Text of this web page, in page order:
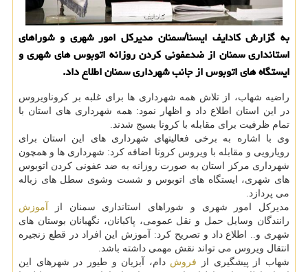
به گزارش كادایف ایسنا/سمنان مدیركل امور شهری و شوراهای
استانداری سمنان از ضدعفونی كردن روزانه اتوبوس های شهری و
ایستگاه های اتوبوس از جانب شهرداری سمنان اطلاع داد.
راضیه شهاب، از تلاش همه شهرداری ها برای غلبه بر كروناویروس
در این استان اطلاع داد و اظهار نمود: همه شهرداری های استان با
تمام ظرفیت برای مقابله با كرونا بسیج شدند.
وی با اشاره به برخی فعالیتهای شهرداری های این استان برای
رویارویی و مقابله با ویروس كرونا اضافه كرد: شهرداری ها و همچون
شهرداری مركز استان به صورت روزانه به ضد عفونی كردن اتوبوس
های شهری، ایستگاه های اتوبوس و شست وشوی سطل های زباله
می پردازد.
مدیركل امور شهری و شوراهای استانداری سمنان از
آموزش
رانندگان وسایل حمل و نقل عمومی، پاكبانان، نگهبانان بوستان های
شهری و.. اطلاع داد و تصریح كرد: آموزش این افراد در قطع زنجیره
انتقال ویروس می تواند نقش مهمی داشته باشد.
شهاب از پیشگیری از فروش دام، آبزیان و طیور در شهرهای این